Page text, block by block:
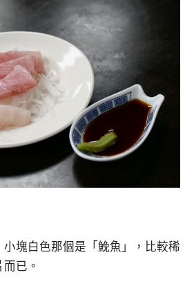
塊白色那個是「鮸魚」，比較稀
已。